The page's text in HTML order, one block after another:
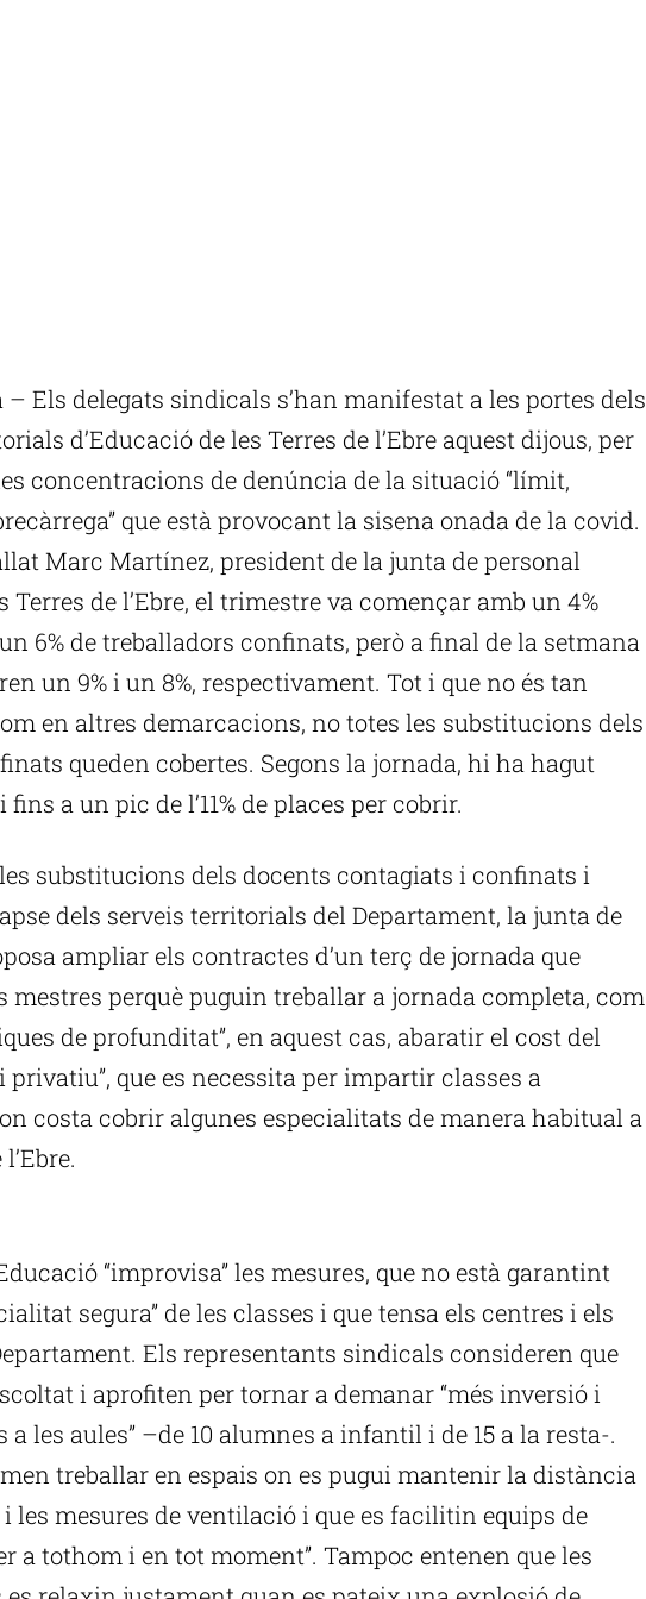
– Els delegats sindicals s’han manifestat a les portes dels
d’Educació de les Terres de l’Ebre aquest dijous, per
concentracions de denúncia de la situació “límit,
que està provocant la sisena onada de la covid.
Marc Martínez, president de la junta de personal
Terres de l’Ebre, el trimestre va començar amb un 4%
6% de treballadors confinats, però a final de la setmana
un 9% i un 8%, respectivament. Tot i que no és tan
en altres demarcacions, no totes les substitucions dels
queden cobertes. Segons la jornada, hi ha hagut
fins a un pic de l’11% de places per cobrir.
substitucions dels docents contagiats i confinats i
dels serveis territorials del Departament, la junta de
ampliar els contractes d’un terç de jornada que
mestres perquè puguin treballar a jornada completa, com
de profunditat”, en aquest cas, abaratir el cost del
privatiu”, que es necessita per impartir classes a
costa cobrir algunes especialitats de manera habitual a
“improvisa” les mesures, que no està garantint
segura” de les classes i que tensa els centres i els
Els representants sindicals consideren que
i aprofiten per tornar a demanar “més inversió i
les aules” –de 10 alumnes a infantil i de 15 a la resta-.
treballar en espais on es pugui mantenir la distància
i les mesures de ventilació i que es facilitin equips de
a tothom i en tot moment”. Tampoc entenen que les